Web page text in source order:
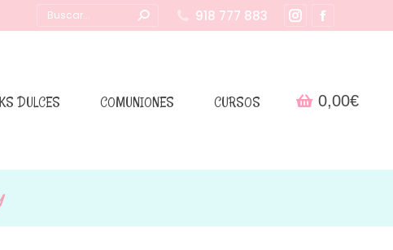
Buscar: 918 777 883
Instagram
in
Facebook
in
DULCES COMUNIONES CURSOS 0,00€